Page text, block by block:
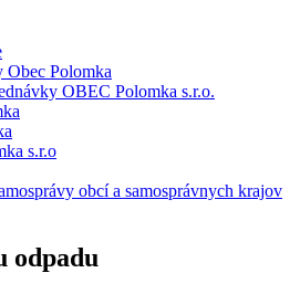
Polomka
OBEC Polomka s.r.o.
s.r.o
obcí a samosprávnych krajov
odpadu